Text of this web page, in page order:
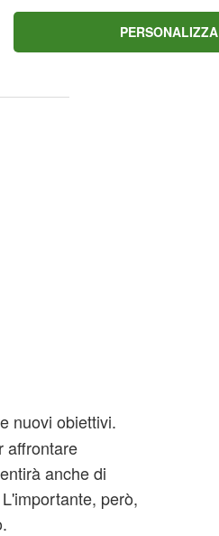
nel vostro cuore.
nuovi obiettivi.
affrontare
anche di
però,
PERSONALIZZA